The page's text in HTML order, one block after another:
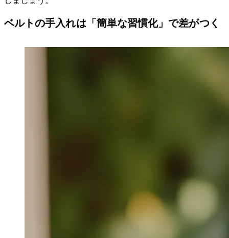
ベルトの手入れは「簡単な習慣化」で差がつく